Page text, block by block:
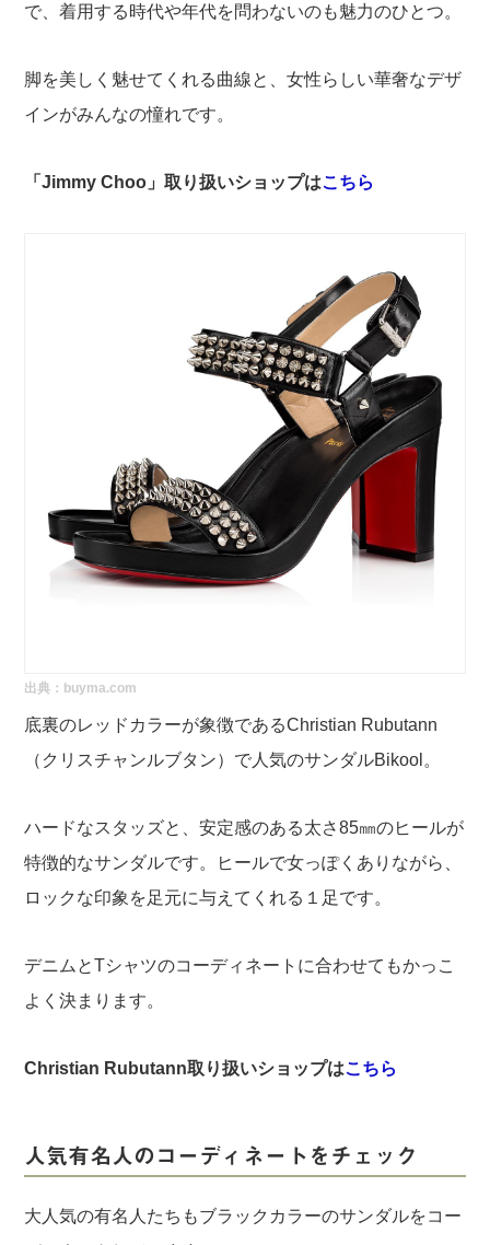
で、着用する時代や年代を問わないのも魅力のひとつ。
脚を美しく魅せてくれる曲線と、女性らしい華奢なデザ
インがみんなの憧れです。
「Jimmy Choo」取り扱いショップはこちら
出典： buyma.com
底裏のレッドカラーが象徴であるChristian Rubutann
（クリスチャンルブタン）で人気のサンダルBikool。
ハードなスタッズと、安定感のある太さ85㎜のヒールが
特徴的なサンダルです。ヒールで女っぽくありながら、
ロックな印象を足元に与えてくれる１足です。
デニムとTシャツのコーディネートに合わせてもかっこ
よく決まります。
Christian Rubutann取り扱いショップはこちら
人気有名人のコーディネートをチェック
大人気の有名人たちもブラックカラーのサンダルをコー